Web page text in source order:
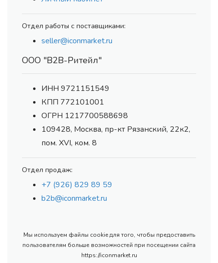
Отдел работы с поставщиками:
seller@iconmarket.ru
ООО "В2В-Ритейл"
ИНН 9721151549
КПП 772101001
ОГРН 1217700588698
109428, Москва, пр-кт Рязанский, 22к2,
пом. XVI, ком. 8
Отдел продаж:
+7 (926) 829 89 59
b2b@iconmarket.ru
Мы используем файлы cookie для того, чтобы предоставить
пользователям больше возможностей при посещении сайта
https://iconmarket.ru